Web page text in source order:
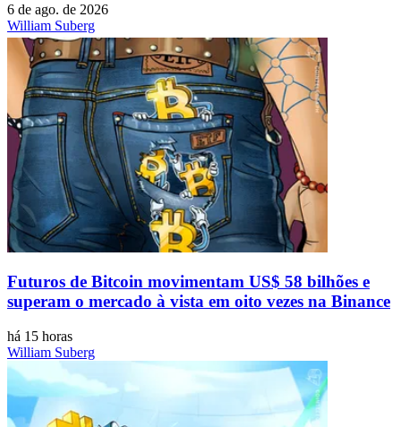
6 de ago. de 2026
William Suberg
Futuros de Bitcoin movimentam US$ 58 bilhões e
superam o mercado à vista em oito vezes na Binance
há 15 horas
William Suberg